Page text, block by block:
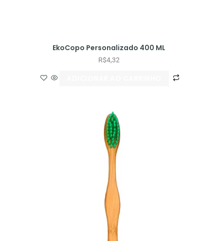
EkoCopo Personalizado 400 ML
R$4,32